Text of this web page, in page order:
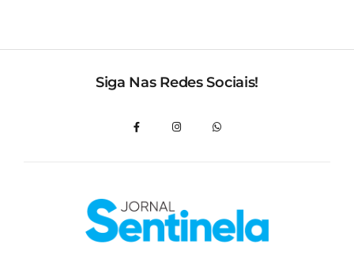
Siga Nas Redes Sociais!